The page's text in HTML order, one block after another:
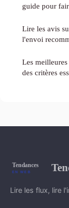
guide pour
Lire les avis
l'envoi
Les
des critères
Lire les flux, lire